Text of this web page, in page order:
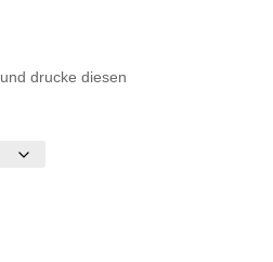
und drucke diesen